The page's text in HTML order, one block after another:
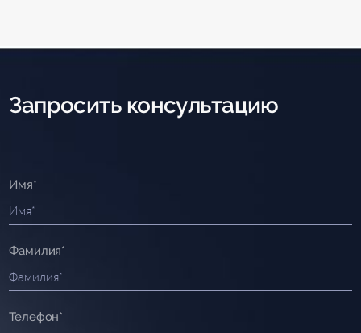
Запросить консультацию
Имя*
Фамилия*
Телефон*